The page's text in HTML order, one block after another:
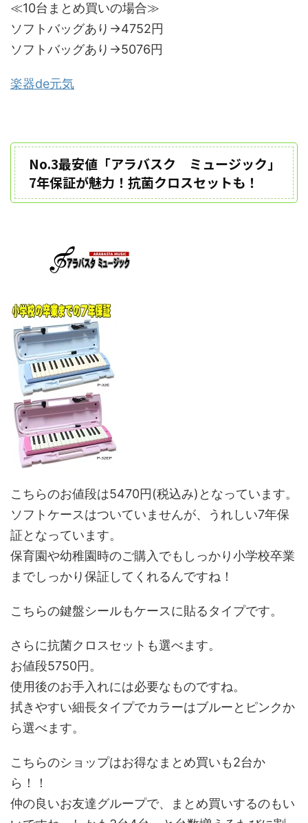
≪10台まとめ買いの場合≫
ソフトバッグあり→4752円
ソフトバッグあり→5076円
楽器de元気
No.3最安値「アラバスク ミュージック」
7年保証が魅力！抗菌クロスセットも！
こちらのお値段は5470円(税込み)となっています。
ソフトケースはついていませんが、うれしい7年保
証となっています。
保育園や幼稚園時のご購入でもしっかり小学校卒業
までしっかり保証してくれるんですね！
こちらの鍵盤シールもケースに貼るタイプです。
さらに抗菌クロスセットも選べます。
お値段5750円。
使用後のお手入れには必要なものですね。
拭きやすい細長タイプでカラーはブルーとピンクか
ら選べます。
こちらのショップはお得なまとめ買いも2台か
ら！！
仲の良いお友達グループで、まとめ買いするのもい